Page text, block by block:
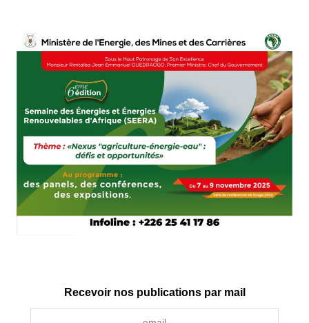
Recevoir nos publications par mail